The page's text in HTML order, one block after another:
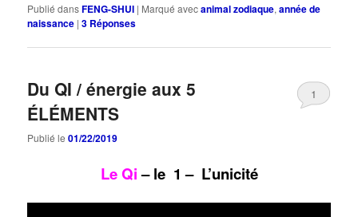
Publié dansFENG-SHUI | Marqué avecanimal zodiaque,année de
naissance |3 Réponses
Du QI / énergie aux 5
ÉLÉMENTS
Publié le01/22/2019
1
LeQi– le 1 – L’unicité